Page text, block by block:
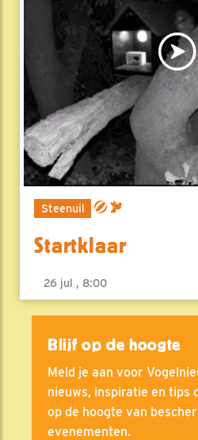
Steenuil
Startklaar
26 jul , 8:00
Blijf op de hoogte
Meld je aan voor
nieuws, inspiratie en tips
op de hoogte van
evenementen.